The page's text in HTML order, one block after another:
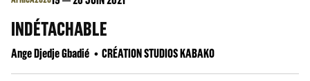
INDÉTACHABLE
Ange Djedje Gbadié CRÉATION STUDIOS KABAKO